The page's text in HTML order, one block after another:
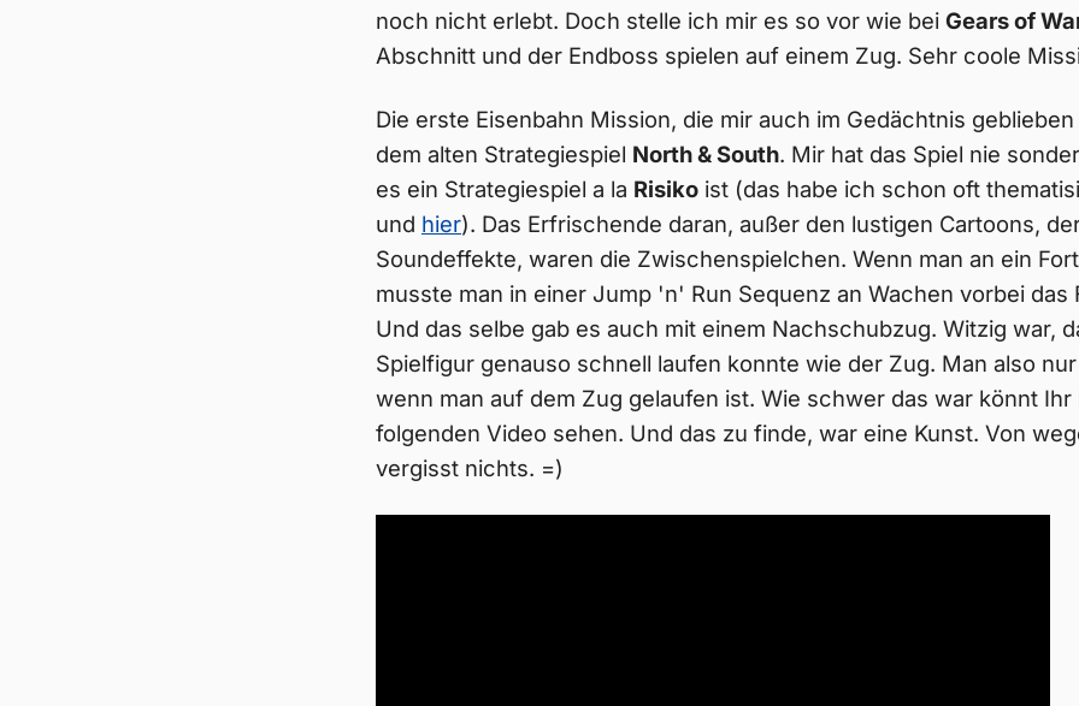
noch nicht erlebt. Doch stelle ich mir es so vor wie bei Gears of
Abschnitt und der Endboss spielen auf einem Zug. Sehr coole
Die erste Eisenbahn Mission, die mir auch im Gedächtnis
dem alten Strategiespiel North & South. Mir hat das Spiel nie
es ein Strategiespiel a la Risiko ist (das habe ich schon oft
und hier). Das Erfrischende daran, außer den lustigen Cartoons,
Soundeffekte, waren die Zwischenspielchen. Wenn man an ein
musste man in einer Jump 'n' Run Sequenz an Wachen vorbei das
Und das selbe gab es auch mit einem Nachschubzug. Witzig war,
Spielfigur genauso schnell laufen konnte wie der Zug. Man also
wenn man auf dem Zug gelaufen ist. Wie schwer das war könnt Ihr
folgenden Video sehen. Und das zu finde, war eine Kunst. Von
vergisst nichts. =)